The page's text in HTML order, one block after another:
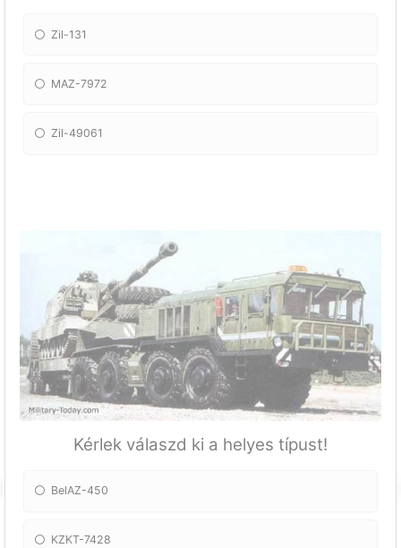
Zil-131
MAZ-7972
Zil-49061
Kérlek válaszd ki a helyes típust!
BelAZ-450
KZKT-7428